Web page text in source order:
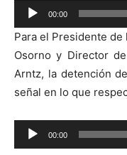
Reproductor
de
audio
00:00
Para el Presidente de
Osorno y Director
Arntz, la detención
señal en lo que
Reproductor
de
00:00